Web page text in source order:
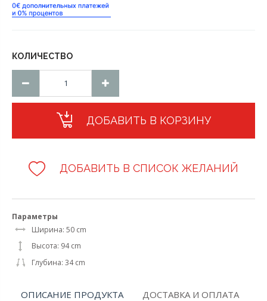
КОЛИЧЕСТВО
ДОБАВИТЬ В КОРЗИНУ
ДОБАВИТЬ В СПИСОК ЖЕЛАНИЙ
Параметры
Ширина: 50 cm
Высота: 94 cm
Глубина: 34 cm
ОПИСАНИЕ ПРОДУКТА ДОСТАВКА И ОПЛАТА